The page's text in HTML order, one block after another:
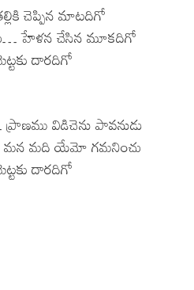
చెప్పిన మాటదిగో
హేళన చేసిన మూకదిగో
దారదిగో
విడిచెను పావనుడు
మన మది యేమో గమనించు
దారదిగో